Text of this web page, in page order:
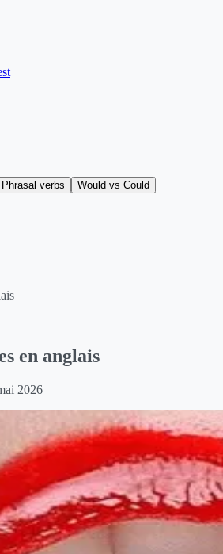
Phrasal verbs Would vs Could
en anglais
2026